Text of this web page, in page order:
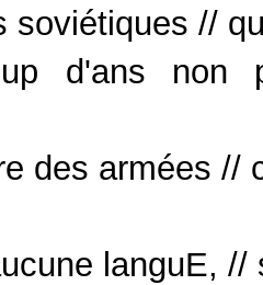
soviétiques //
d'ans
des armées //
languE,